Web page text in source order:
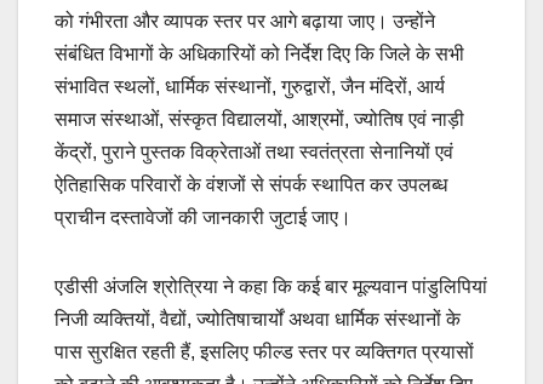
को गंभीरता और व्यापक स्तर पर आगे बढ़ाया जाए। उन्होंने
संबंधित विभागों के अधिकारियों को निर्देश दिए कि जिले के सभी
संभावित स्थलों, धार्मिक संस्थानों, गुरुद्वारों, जैन मंदिरों, आर्य
समाज संस्थाओं, संस्कृत विद्यालयों, आश्रमों, ज्योतिष एवं नाड़ी
केंद्रों, पुराने पुस्तक विक्रेताओं तथा स्वतंत्रता सेनानियों एवं
ऐतिहासिक परिवारों के वंशजों से संपर्क स्थापित कर उपलब्ध
प्राचीन दस्तावेजों की जानकारी जुटाई जाए।
एडीसी अंजलि श्रोत्रिया ने कहा कि कई बार मूल्यवान पांडुलिपियां
निजी व्यक्तियों, वैद्यों, ज्योतिषाचार्यों अथवा धार्मिक संस्थानों के
पास सुरक्षित रहती हैं, इसलिए फील्ड स्तर पर व्यक्तिगत प्रयासों